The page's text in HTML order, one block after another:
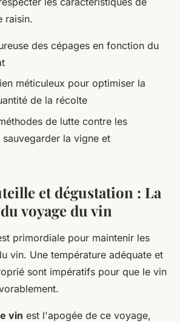
raisin.
des cépages en fonction du
méticuleux pour optimiser la
de la récolte
de lutte contre les
la vigne et
et dégustation : La
voyage du vin
primordiale pour maintenir les
vin. Une température adéquate et
sont impératifs pour que le vin
vin est l'apogée de ce voyage,